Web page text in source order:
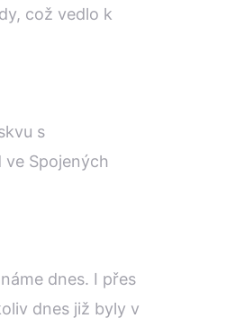
což vedlo k
s
Spojených
dnes. I přes
dnes již byly v